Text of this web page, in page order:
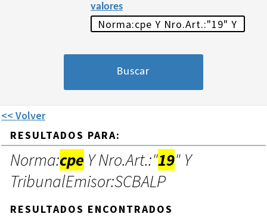
valores
<< Volver
RESULTADOS PARA:
Norma:cpe Y Nro.Art.:"19" Y
TribunalEmisor:SCBALP
RESULTADOS ENCONTRADOS